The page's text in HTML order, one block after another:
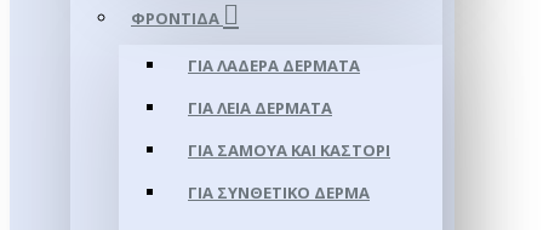
ΦΡΟΝΤΊΔΑ
ΓΙΑ ΛΑΔΕΡΆ ΔΈΡΜΑΤΑ
ΓΙΑ ΛΕΊΑ ΔΈΡΜΑΤΑ
ΓΙΑ ΣΑΜΟΥΑ ΚΑΙ ΚΑΣΤΌΡΙ
ΓΙΑ ΣΥΝΘΕΤΙΚΌ ΔΈΡΜΑ